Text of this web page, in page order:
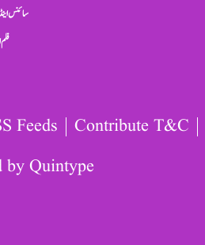
سائنس
Feeds Contribute T&C
byQuintype